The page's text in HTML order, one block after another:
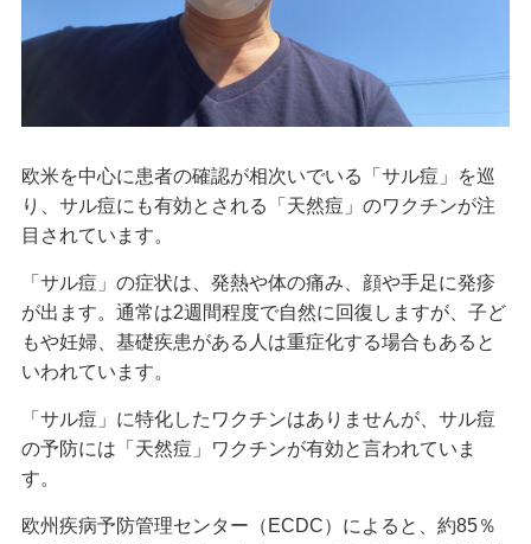
欧米を中心に患者の確認が相次いでいる「サル痘」を巡
り、サル痘にも有効とされる「天然痘」のワクチンが注
目されています。
「サル痘」の症状は、発熱や体の痛み、顔や手足に発疹
が出ます。通常は2週間程度で自然に回復しますが、子ど
もや妊婦、基礎疾患がある人は重症化する場合もあると
いわれています。
「サル痘」に特化したワクチンはありませんが、サル痘
の予防には「天然痘」ワクチンが有効と言われていま
す。
欧州疾病予防管理センター（ECDC）によると、約85％